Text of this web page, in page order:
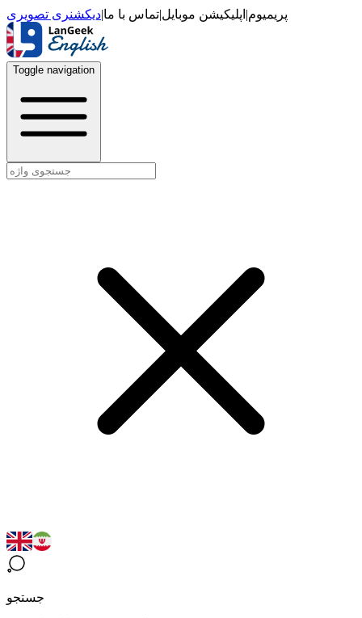
پریمیوم| اپلیکیشن موبایل|تماس با ما|دیکشنری تصویری
Toggle navigation
جستجو